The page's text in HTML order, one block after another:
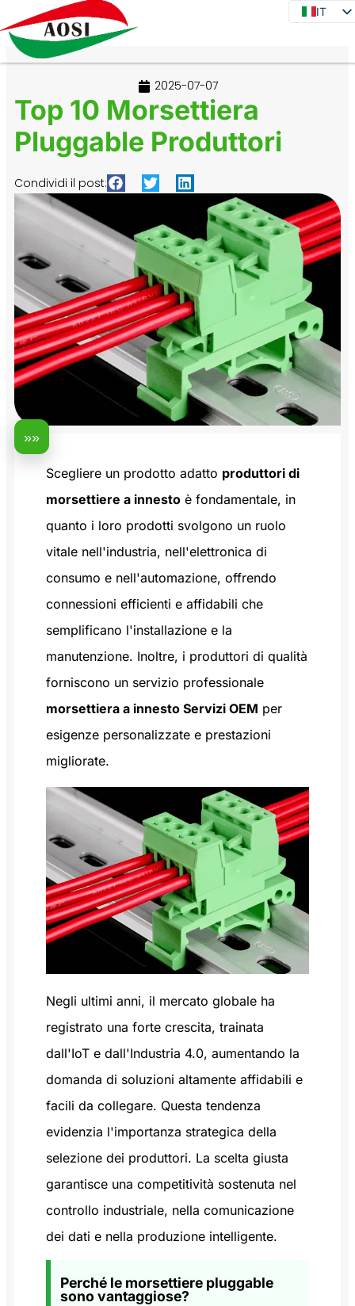
IT
IT
DE
PT
RU
2025-07-07
Top 10 Morsettiera
Pluggable Produttori
Condividi il post:
»»
Scegliere un prodotto adatto produttori di
morsettiere a innesto è fondamentale, in
quanto i loro prodotti svolgono un ruolo
vitale nell'industria, nell'elettronica di
consumo e nell'automazione, offrendo
connessioni efficienti e affidabili che
semplificano l'installazione e la
manutenzione. Inoltre, i produttori di qualità
forniscono un servizio professionale
morsettiera a innesto Servizi OEM per
esigenze personalizzate e prestazioni
migliorate.
Negli ultimi anni, il mercato globale ha
registrato una forte crescita, trainata
dall'IoT e dall'Industria 4.0, aumentando la
domanda di soluzioni altamente affidabili e
facili da collegare. Questa tendenza
evidenzia l'importanza strategica della
selezione dei produttori. La scelta giusta
garantisce una competitività sostenuta nel
controllo industriale, nella comunicazione
dei dati e nella produzione intelligente.
Perché le morsettiere pluggable
sono vantaggiose?